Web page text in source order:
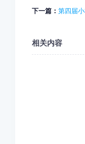
下一篇： 第四届
相关内容